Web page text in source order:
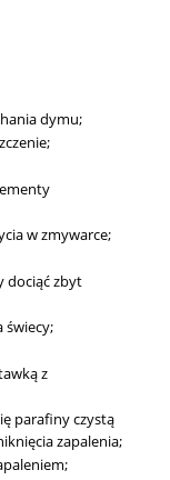
dymu;
w zmywarce;
dociąć zbyt
świecy;
z
parafiny czystą
zapalenia;